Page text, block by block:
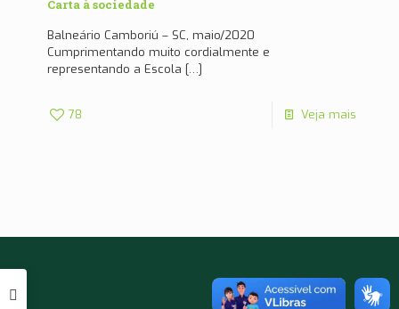
Carta à sociedade
Balneário Camboriú – SC, maio/2020
Cumprimentando muito cordialmente e
representando a Escola […]
78 Veja mais